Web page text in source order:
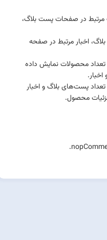
در صفحات پست بلاگ،
اخبار مرتبط در صفحه
محصولات نمایش داده
پست‌های بلاگ و اخبار
محصول.